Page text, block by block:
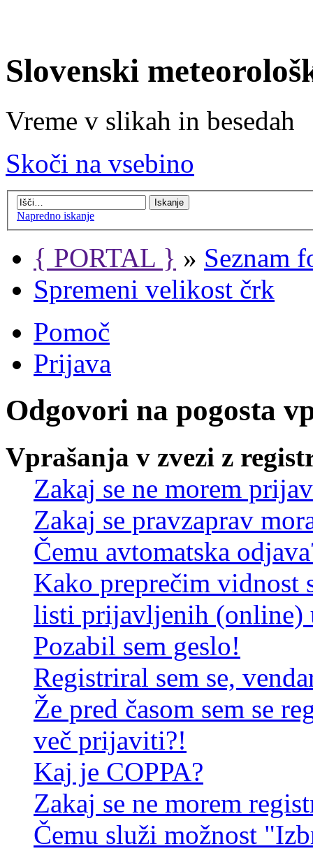
Slovenski
Vreme v slikah in besedah
Skoči na vsebino
Napredno iskanje
{ PORTAL } » Seznam
Spremeni velikost črk
Pomoč
Prijava
Odgovori na pogosta
Vprašanja v zvezi z
Zakaj se ne morem
Zakaj se pravzaprav
Čemu avtomatska
Kako preprečim vidnost
listi prijavljenih (online)
Pozabil sem geslo!
Registriral sem se,
Že pred časom sem se
več prijaviti?!
Kaj je COPPA?
Zakaj se ne morem
Čemu služi možnost